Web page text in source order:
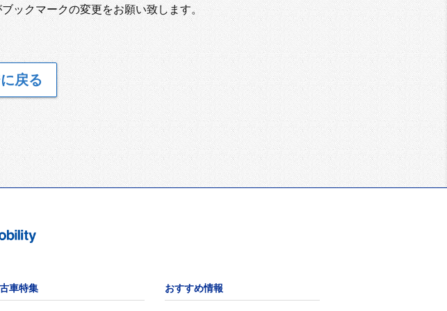
ックマークの変更をお願い致します。
戻る
車特集 おすすめ情報